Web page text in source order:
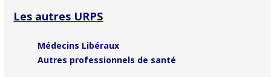
Les autres URPS
Médecins Libéraux
Autres professionnels de santé